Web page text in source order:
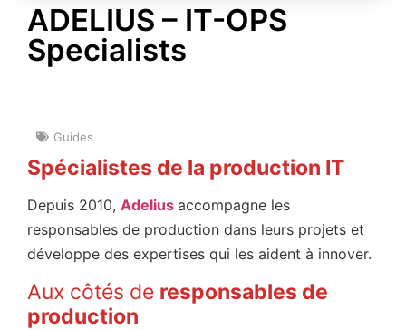
ADELIUS – IT-OPS
Specialists
Guides
Spécialistes de la production IT
Depuis 2010, Adelius accompagne les
responsables de production dans leurs projets et
développe des expertises qui les aident à innover.
Aux côtés de responsables de
production